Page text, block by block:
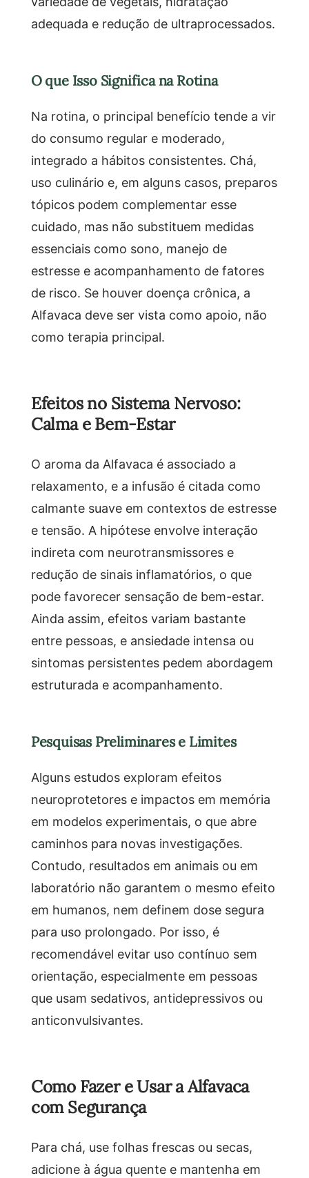
adequada e redução de ultraprocessados.
O que Isso Significa na Rotina
Na rotina, o principal benefício tende a vir
do consumo regular e moderado,
integrado a hábitos consistentes. Chá,
uso culinário e, em alguns casos, preparos
tópicos podem complementar esse
cuidado, mas não substituem medidas
essenciais como sono, manejo de
estresse e acompanhamento de fatores
de risco. Se houver doença crônica, a
Alfavaca deve ser vista como apoio, não
como terapia principal.
Efeitos no Sistema Nervoso:
Calma e Bem-Estar
O aroma da Alfavaca é associado a
relaxamento, e a infusão é citada como
calmante suave em contextos de estresse
e tensão. A hipótese envolve interação
indireta com neurotransmissores e
redução de sinais inflamatórios, o que
pode favorecer sensação de bem-estar.
Ainda assim, efeitos variam bastante
entre pessoas, e ansiedade intensa ou
sintomas persistentes pedem abordagem
estruturada e acompanhamento.
Pesquisas Preliminares e Limites
Alguns estudos exploram efeitos
neuroprotetores e impactos em memória
em modelos experimentais, o que abre
caminhos para novas investigações.
Contudo, resultados em animais ou em
laboratório não garantem o mesmo efeito
em humanos, nem definem dose segura
para uso prolongado. Por isso, é
recomendável evitar uso contínuo sem
orientação, especialmente em pessoas
que usam sedativos, antidepressivos ou
anticonvulsivantes.
Como Fazer e Usar a Alfavaca
com Segurança
Para chá, use folhas frescas ou secas,
adicione à água quente e mantenha em